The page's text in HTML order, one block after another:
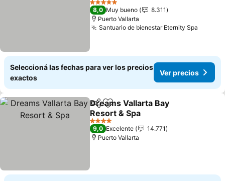
5 Estrellas
8,0 Muy bueno
8.311
Puerto Vallarta
Santuario de bienestar Eternity Spa
Seleccioná las fechas para ver los precios
exactos
Ver precios
CompartirAñadir a favoritos
Dreams Vallarta Bay
Resort & Spa
4 Estrellas
9,0 Excelente
14.771
Puerto Vallarta